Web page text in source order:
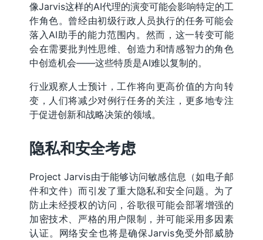
像Jarvis这样的AI代理的演变可能会影响特定的工
作角色。曾经由初级行政人员执行的任务可能会
落入AI助手的能力范围内。然而，这一转变可能
会在需要批判性思维、创造力和情感智力的角色
中创造机会——这些特质是AI难以复制的。
行业观察人士预计，工作将向更高价值的方向转
变，人们将减少对例行任务的关注，更多地专注
于促进创新和战略决策的领域。
隐私和安全考虑
Project Jarvis由于能够访问敏感信息（如电子邮
件和文件）而引发了重大隐私和安全问题。为了
防止未经授权的访问，谷歌很可能会部署增强的
加密技术、严格的用户限制，并可能采用多因素
认证。网络安全也将是确保Jarvis免受外部威胁